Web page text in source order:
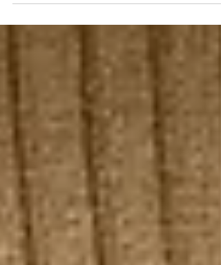
seno. Una dieta ricca di fibre, frutta, verdura,
cereali integrali, pesce e soia, e povera di
di estrogeni, abbassare il rischio di carcinoma
mammario e migliorare la sopravvivenza.
Scopri i fattori genetici e non genetici che
influenzano il cancro al seno e le migliori
strategie nutrizionali.